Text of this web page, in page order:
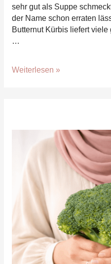
sehr gut als Suppe
der Name schon erraten
Butternut Kürbis liefert
…
Kürbissuppe
Weiterlesen »